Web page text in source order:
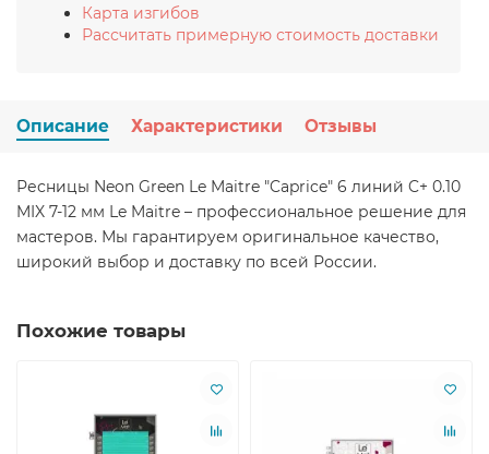
Карта изгибов
Рассчитать примерную стоимость доставки
Описание Характеристики Отзывы
Ресницы Neon Green Le Maitre "Caprice" 6 линий C+ 0.10
MIX 7-12 мм Le Maitre – профессиональное решение для
мастеров. Мы гарантируем оригинальное качество,
широкий выбор и доставку по всей России.
Похожие товары